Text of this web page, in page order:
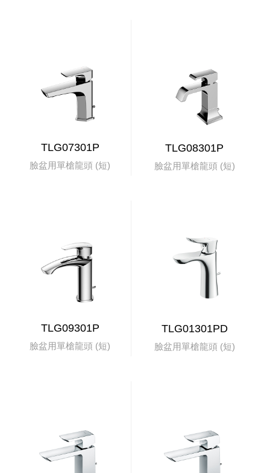
TLG07301P
臉盆用單槍龍頭 (短)
TLG08301P
臉盆用單槍龍頭 (短)
TLG09301P
臉盆用單槍龍頭 (短)
TLG01301PD
臉盆用單槍龍頭 (短)